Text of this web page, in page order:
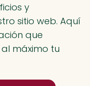
y
sitio web. Aquí
que
máximo tu